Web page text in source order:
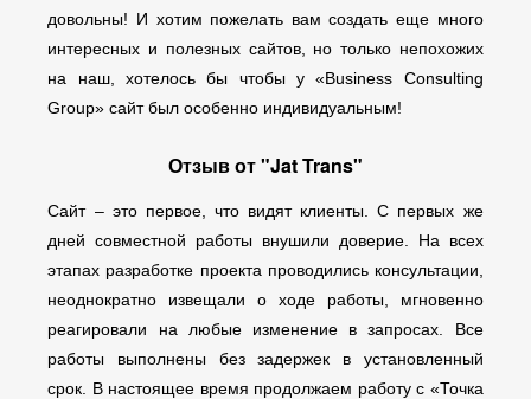
довольны! И хотим пожелать вам создать еще много
интересных и полезных сайтов, но только непохожих
на наш, хотелось бы чтобы у «Business Consulting
Group» сайт был особенно индивидуальным!
Отзыв от "Jat Trans"
Сайт – это первое, что видят клиенты. С первых же
дней совместной работы внушили доверие. На всех
этапах разработке проекта проводились консультации,
неоднократно извещали о ходе работы, мгновенно
реагировали на любые изменение в запросах. Все
работы выполнены без задержек в установленный
срок. В настоящее время продолжаем работу с «Точка